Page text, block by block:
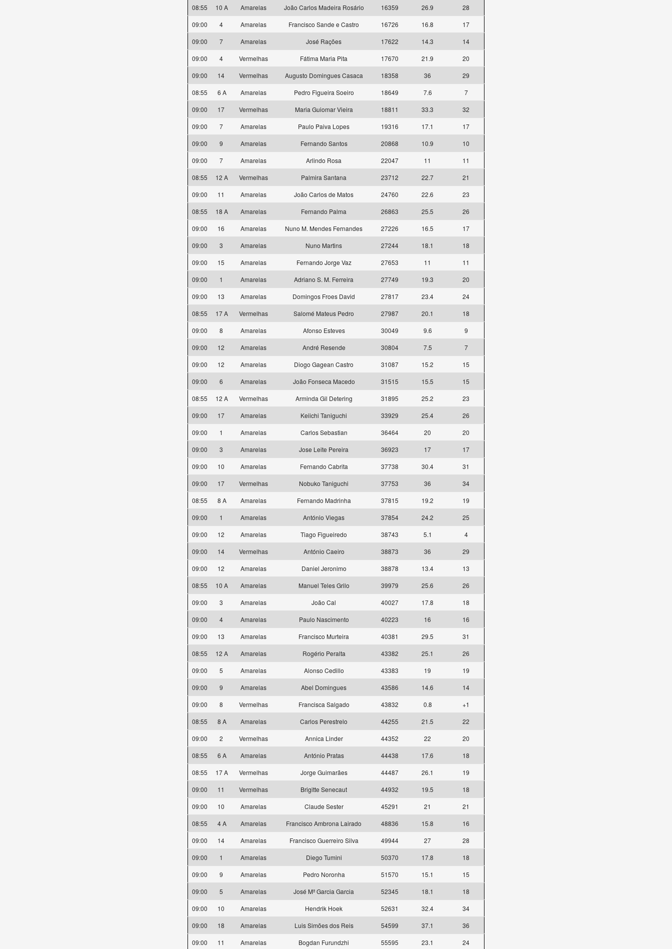
08:55
10 A Amarelas João Carlos Madeira Rosário 16359 26.9
28
09:00
4 Amarelas Francisco Sande e Castro 16726 16.8
17
09:00
7 Amarelas José Rações 17622 14.3
14
09:00
4 Vermelhas Fátima Maria Pita 17670 21.9
20
09:00
14 Vermelhas Augusto Domingues Casaca 18358 36
29
08:55
6 A Amarelas Pedro Figueira Soeiro 18649 7.6
7
09:00
17 Vermelhas Maria Guiomar Vieira 18811 33.3
32
09:00
7 Amarelas Paulo Paiva Lopes 19316 17.1
17
09:00
9 Amarelas Fernando Santos 20868 10.9
10
09:00
7 Amarelas Arlindo Rosa 22047 11
11
08:55
12 A Vermelhas Palmira Santana 23712 22.7
21
09:00
11 Amarelas João Carlos de Matos 24760 22.6
23
08:55
18 A Amarelas Fernando Palma 26863 25.5
26
09:00
16 Amarelas Nuno M. Mendes Fernandes 27226 16.5
17
09:00
3 Amarelas Nuno Martins 27244 18.1
18
09:00
15 Amarelas Fernando Jorge Vaz 27653 11
11
09:00
1 Amarelas Adriano S. M. Ferreira 27749 19.3
20
09:00
13 Amarelas Domingos Froes David 27817 23.4
24
08:55
17 A Vermelhas Salomé Mateus Pedro 27987 20.1
18
09:00
8 Amarelas Afonso Esteves 30049 9.6
9
09:00
12 Amarelas André Resende 30804 7.5
7
09:00
12 Amarelas Diogo Gagean Castro 31087 15.2
15
09:00
6 Amarelas João Fonseca Macedo 31515 15.5
15
08:55
12 A Vermelhas Arminda Gil Detering 31895 25.2
23
09:00
17 Amarelas Keiichi Taniguchi 33929 25.4
26
09:00
1 Amarelas Carlos Sebastian 36464 20
20
09:00
3 Amarelas Jose Leite Pereira 36923 17
17
09:00
10 Amarelas Fernando Cabrita 37738 30.4
31
09:00
17 Vermelhas Nobuko Taniguchi 37753 36
34
08:55
8 A Amarelas Fernando Madrinha 37815 19.2
19
09:00
1 Amarelas António Viegas 37854 24.2
25
09:00
12 Amarelas Tiago Figueiredo 38743 5.1
4
09:00
14 Vermelhas António Caeiro 38873 36
29
09:00
12 Amarelas Daniel Jeronimo 38878 13.4
13
08:55
10 A Amarelas Manuel Teles Grilo 39979 25.6
26
09:00
3 Amarelas João Cal 40027 17.8
18
09:00
4 Amarelas Paulo Nascimento 40223 16
16
09:00
13 Amarelas Francisco Murteira 40381 29.5
31
08:55
12 A Amarelas Rogério Peralta 43382 25.1
26
09:00
5 Amarelas Alonso Cedillo 43383 19
19
09:00
9 Amarelas Abel Domingues 43586 14.6
14
09:00
8 Vermelhas Francisca Salgado 43832 0.8
+1
08:55
8 A Amarelas Carlos Perestrelo 44255 21.5
22
09:00
2 Vermelhas Annica Linder 44352 22
20
08:55
6 A Amarelas António Pratas 44438 17.6
18
08:55
17 A Vermelhas Jorge Guimarães 44487 26.1
19
09:00
11 Vermelhas Brigitte Senecaut 44932 19.5
18
09:00
10 Amarelas Claude Sester 45291 21
21
08:55
4 A Amarelas Francisco Ambrona Lairado 48836 15.8
16
09:00
14 Amarelas Francisco Guerreiro Silva 49944 27
28
09:00
1 Amarelas Diego Tumini 50370 17.8
18
09:00
9 Amarelas Pedro Noronha 51570 15.1
15
09:00
5 Amarelas José Mª Garcia Garcia 52345 18.1
18
09:00
10 Amarelas Hendrik Hoek 52631 32.4
34
09:00
18 Amarelas Luis Simões dos Reis 54599 37.1
36
09:00
11 Amarelas Bogdan Furundzhi 55595 23.1 24